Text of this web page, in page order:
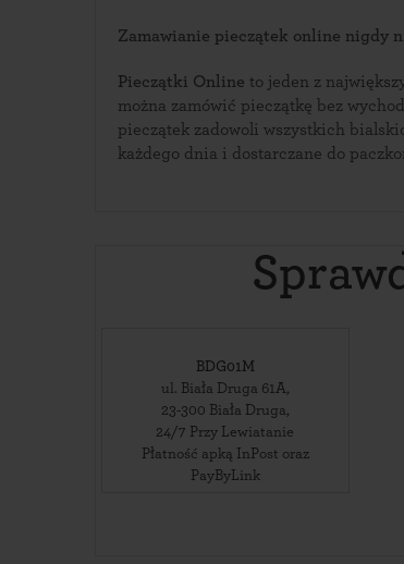
Zamawianie pieczątek online nigdy
Pieczątki Online to jeden z
można zamówić pieczątkę bez wychodzenia z domu.
pieczątek zadowoli wszystkich bialskich klientów.
każdego dnia i dostarczane do
BDG01M
ul. Biała Druga 61A,
23-300 Biała Druga,
24/7 Przy Lewiatanie
Płatność apką InPost oraz
PayByLink